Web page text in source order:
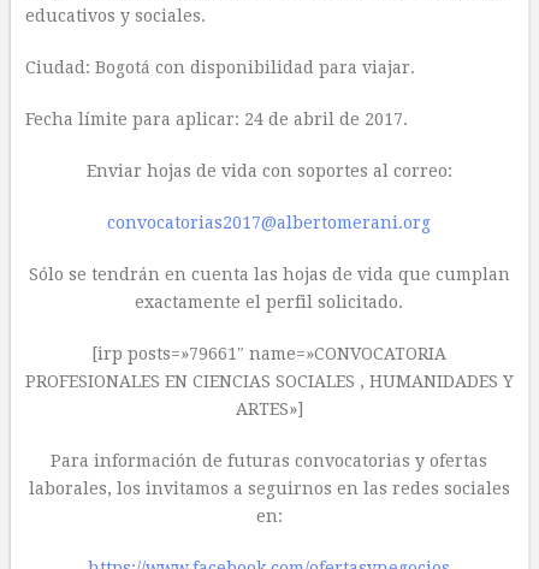
educativos y sociales.
Ciudad: Bogotá con disponibilidad para viajar.
Fecha límite para aplicar: 24 de abril de 2017.
Enviar hojas de vida con soportes al correo:
convocatorias2017@albertomerani.org
Sólo se tendrán en cuenta las hojas de vida que cumplan
exactamente el perfil solicitado.
[irp posts=»79661″ name=»CONVOCATORIA
PROFESIONALES EN CIENCIAS SOCIALES , HUMANIDADES Y
ARTES»]
Para información de futuras convocatorias y ofertas
laborales, los invitamos a seguirnos en las redes sociales
en: